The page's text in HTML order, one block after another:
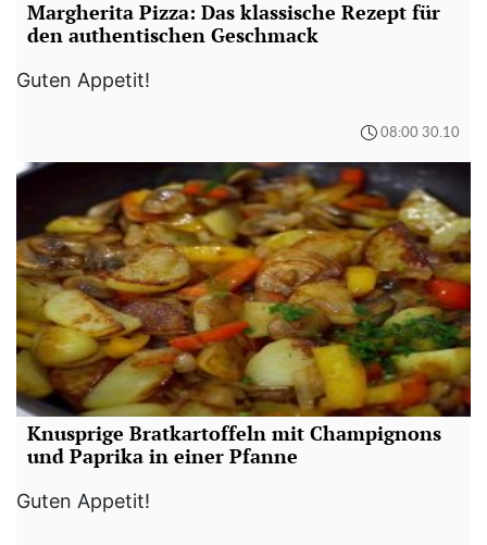
Margherita Pizza: Das klassische Rezept für
den authentischen Geschmack
Guten Appetit!
08:00 30.10
Knusprige Bratkartoffeln mit Champignons
und Paprika in einer Pfanne
Guten Appetit!